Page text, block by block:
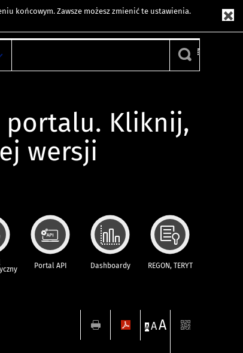
końcowym. Zawsze możesz zmienić te ustawienia.
portalu. Kliknij,
wersji
Portal API Dashboardy REGON, TERYT
A AA